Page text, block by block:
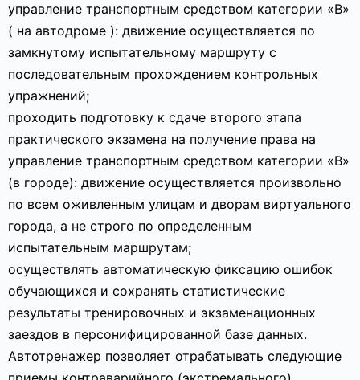
управление транспортным средством категории «В»
( на автодроме ): движение осуществляется по
замкнутому испытательному маршруту с
последовательным прохождением контрольных
упражнений;
проходить подготовку к сдаче второго этапа
практического экзамена на получение права на
управление транспортным средством категории «В»
(в городе): движение осуществляется произвольно
по всем оживленным улицам и дворам виртуального
города, а не строго по определенным
испытательным маршрутам;
осуществлять автоматическую фиксацию ошибок
обучающихся и сохранять статистические
результаты тренировочных и экзаменационных
заездов в персонифицированной базе данных.
Автотренажер позволяет отрабатывать следующие